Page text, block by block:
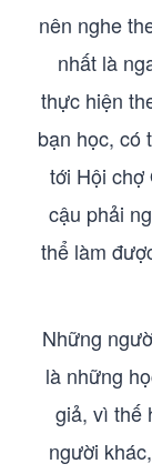
nên nghe
nhất là
thực hiện
bạn học, có
tới Hội chợ
cậu phải
thể làm
Những
là những
giả, vì thế
người